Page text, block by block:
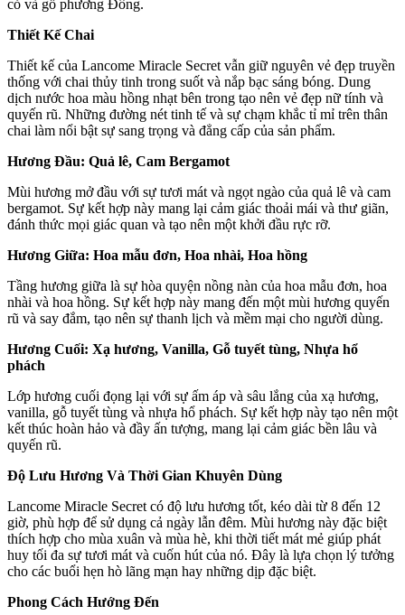
cỏ và gỗ phương Đông.
Thiết Kế Chai
Thiết kế của Lancome Miracle Secret vẫn giữ nguyên vẻ đẹp truyền
thống với chai thủy tinh trong suốt và nắp bạc sáng bóng. Dung
dịch nước hoa màu hồng nhạt bên trong tạo nên vẻ đẹp nữ tính và
quyến rũ. Những đường nét tinh tế và sự chạm khắc tỉ mỉ trên thân
chai làm nổi bật sự sang trọng và đẳng cấp của sản phẩm.
Hương Đầu: Quả lê, Cam Bergamot
Mùi hương mở đầu với sự tươi mát và ngọt ngào của quả lê và cam
bergamot. Sự kết hợp này mang lại cảm giác thoải mái và thư giãn,
đánh thức mọi giác quan và tạo nên một khởi đầu rực rỡ.
Hương Giữa: Hoa mẫu đơn, Hoa nhài, Hoa hồng
Tầng hương giữa là sự hòa quyện nồng nàn của hoa mẫu đơn, hoa
nhài và hoa hồng. Sự kết hợp này mang đến một mùi hương quyến
rũ và say đắm, tạo nên sự thanh lịch và mềm mại cho người dùng.
Hương Cuối: Xạ hương, Vanilla, Gỗ tuyết tùng, Nhựa hổ
phách
Lớp hương cuối đọng lại với sự ấm áp và sâu lắng của xạ hương,
vanilla, gỗ tuyết tùng và nhựa hổ phách. Sự kết hợp này tạo nên một
kết thúc hoàn hảo và đầy ấn tượng, mang lại cảm giác bền lâu và
quyến rũ.
Độ Lưu Hương Và Thời Gian Khuyên Dùng
Lancome Miracle Secret có độ lưu hương tốt, kéo dài từ 8 đến 12
giờ, phù hợp để sử dụng cả ngày lẫn đêm. Mùi hương này đặc biệt
thích hợp cho mùa xuân và mùa hè, khi thời tiết mát mẻ giúp phát
huy tối đa sự tươi mát và cuốn hút của nó. Đây là lựa chọn lý tưởng
cho các buổi hẹn hò lãng mạn hay những dịp đặc biệt.
Phong Cách Hướng Đến